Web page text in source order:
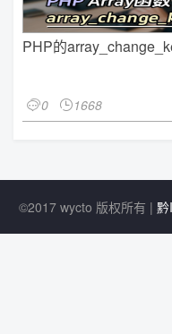
PHP的
0 1668
©2017 wycto 版权所有 |